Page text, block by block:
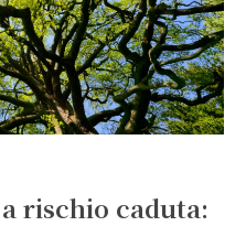
rischio caduta: